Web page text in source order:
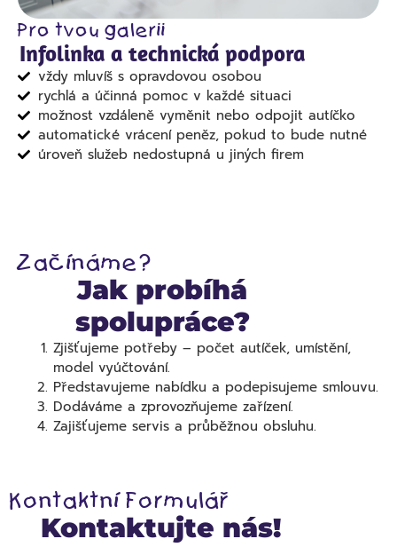
Pro tvou galerii
Infolinka a technická podpora
vždy mluvíš s opravdovou osobou
rychlá a účinná pomoc v každé situaci
možnost vzdáleně vyměnit nebo odpojit autíčko
automatické vrácení peněz, pokud to bude nutné
úroveň služeb nedostupná u jiných firem
Začínáme?
Jak probíhá
spolupráce?
Zjišťujeme potřeby – počet autíček, umístění,
model vyúčtování.
Představujeme nabídku a podepisujeme smlouvu.
Dodáváme a zprovozňujeme zařízení.
Zajišťujeme servis a průběžnou obsluhu.
Kontaktní Formulář
Kontaktujte nás!